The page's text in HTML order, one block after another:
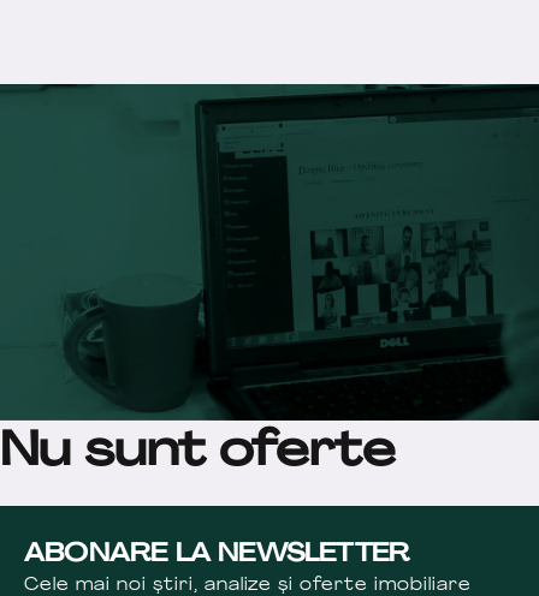
Nu sunt oferte
ABONARE LA NEWSLETTER
Cele mai noi știri, analize și oferte imobiliare